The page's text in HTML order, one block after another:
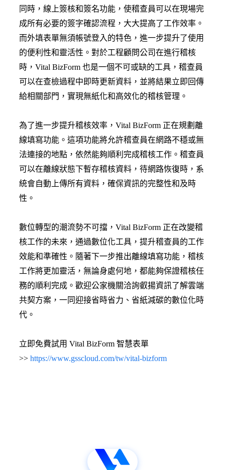
同時，線上簽核和簽名功能，使稽查員可以在現場完
成所有必要的簽字確認流程，大大提高了工作效率。
而外填表單無須帳號登入的特色，進一步提升了使用
的便利性和靈活性。對於工程顧問公司在進行稽核
時，Vital BizForm 也是一個不可或缺的工具，稽查員
可以在查檢過程中即時更新資料，並將結果立即回傳
給相關部門，實現無紙化和高效化的稽核管理。
為了進一步提升稽核效率，Vital BizForm 正在規劃離
線填寫功能。這項功能將允許稽查員在網路不穩或無
法連接的地點，依然能夠順利完成稽核工作。稽查員
可以在離線狀態下暫存稽核資料，待網路恢復時，系
統會自動上傳所有資料，確保資訊的完整性和及時
性。
數位轉型的潮流勢不可擋，Vital BizForm 正在改變稽
核工作的未來，通過數位化工具，提升稽查員的工作
效能和準確性。隨著下一步推出離線填寫功能，稽核
工作將更加靈活，無論身處何地，都能夠保證稽核任
務的順利完成。歡迎公家機關洽詢叡揚資訊了解雲端
共契方案，一同迎接省時省力、省紙減碳的數位化時
代。
立即免費試用 Vital BizForm 智慧表單
>> https://www.gsscloud.com/tw/vital-bizform